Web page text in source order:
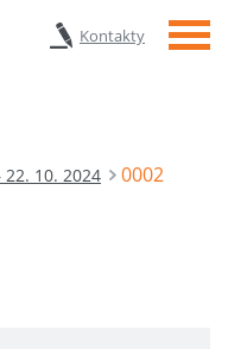
Kontakty Menu
22. 10. 2024 0002